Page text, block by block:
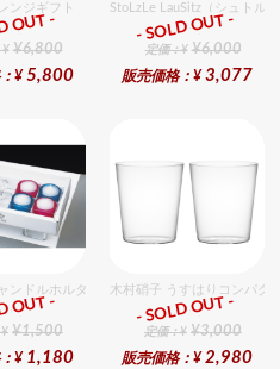
ドグラスギフトセット（2個入り）
ンジギフト オレンジ
フト
¥ ¥6,800
¥ 5,800
OUT -
StoLzLe LauSitz（シュトル
ギフト
定価：¥ ¥6,000
販売価格：¥ 3,077
- SOLD OUT -
ンドルホルダーギフトセット
フト
¥ ¥1,500
¥ 1,180
OUT -
木村硝子 うすはりコンパク
ギフト
定価：¥ ¥3,000
販売価格：¥ 2,980
- SOLD OUT -